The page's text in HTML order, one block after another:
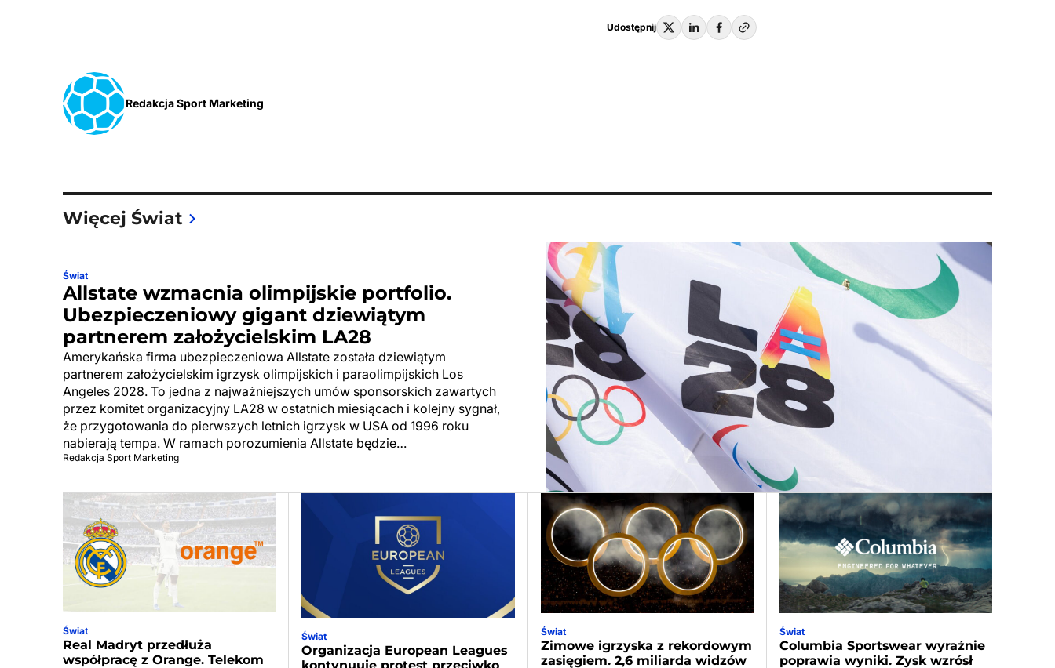
Udostępnij
Redakcja Sport Marketing
Więcej Świat
Świat
Allstate wzmacnia olimpijskie portfolio.
Ubezpieczeniowy gigant dziewiątym
partnerem założycielskim LA28
Amerykańska firma ubezpieczeniowa Allstate została dziewiątym
partnerem założycielskim igrzysk olimpijskich i paraolimpijskich Los
Angeles 2028. To jedna z najważniejszych umów sponsorskich zawartych
przez komitet organizacyjny LA28 w ostatnich miesiącach i kolejny sygnał,
że przygotowania do pierwszych letnich igrzysk w USA od 1996 roku
nabierają tempa. W ramach porozumienia Allstate będzie…
Redakcja Sport Marketing
Świat
Real Madryt przedłuża
współpracę z Orange. Telekom
Świat
Organizacja European Leagues
kontynuuje protest przeciwko
Świat
Zimowe igrzyska z rekordowym
zasięgiem. 2,6 miliarda widzów
Świat
Columbia Sportswear wyraźnie
poprawia wyniki. Zysk wzrósł